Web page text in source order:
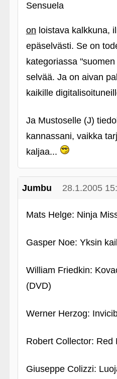
Sensuela
on loistava kalkkuna,
epäselvästi. Se on
kategoriassa
selvää. Ja on aivan
kaikille
Ja Mustoselle (J)
kannassani, vaikka
kaljaa...
Jumbu 28.1.2005
Mats Helge: Ninja
Gasper Noe: Yksin
William Friedkin:
(DVD)
Werner Herzog:
Robert Collector: Red
Giuseppe Colizzi: